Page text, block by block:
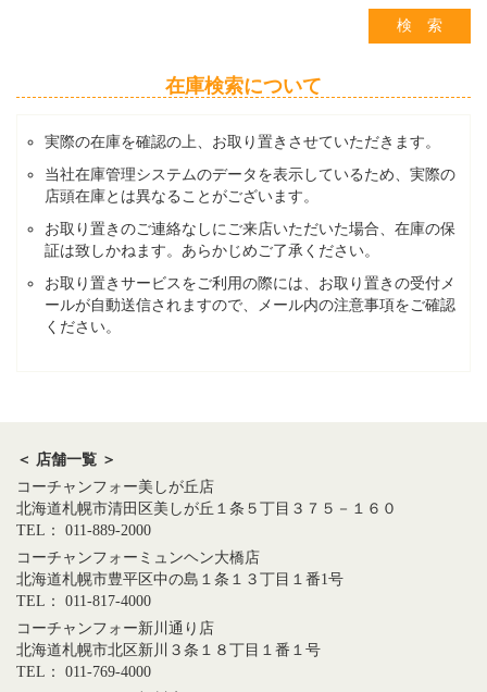
在庫検索について
実際の在庫を確認の上、お取り置きさせていただきます。
当社在庫管理システムのデータを表示しているため、実際の
店頭在庫とは異なることがございます。
お取り置きのご連絡なしにご来店いただいた場合、在庫の保
証は致しかねます。あらかじめご了承ください。
お取り置きサービスをご利用の際には、お取り置きの受付メ
ールが自動送信されますので、メール内の注意事項をご確認
ください。
＜ 店舗一覧 ＞
コーチャンフォー美しが丘店
北海道札幌市清田区美しが丘１条５丁目３７５－１６０
TEL： 011-889-2000
コーチャンフォーミュンヘン大橋店
北海道札幌市豊平区中の島１条１３丁目１番1号
TEL： 011-817-4000
コーチャンフォー新川通り店
北海道札幌市北区新川３条１８丁目１番１号
TEL： 011-769-4000